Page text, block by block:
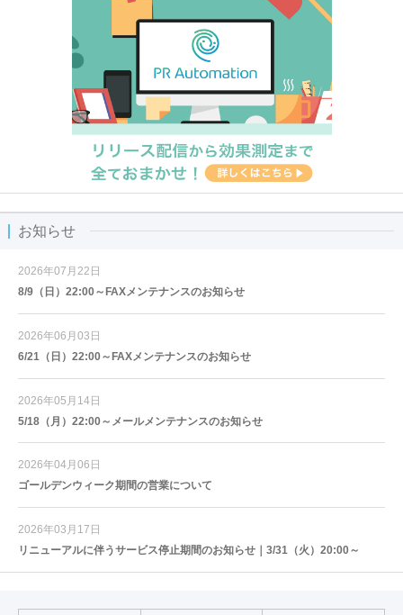
お知らせ
2026年07月22日
8/9（日）22:00～FAXメンテナンスのお知らせ
2026年06月03日
6/21（日）22:00～FAXメンテナンスのお知らせ
2026年05月14日
5/18（月）22:00～メールメンテナンスのお知らせ
2026年04月06日
ゴールデンウィーク期間の営業について
2026年03月17日
リニューアルに伴うサービス停止期間のお知らせ｜3/31（火）20:00～